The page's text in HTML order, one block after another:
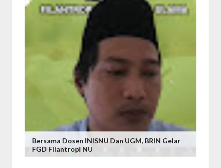
Bersama Dosen INISNU Dan UGM, BRIN Gelar
FGD Filantropi NU